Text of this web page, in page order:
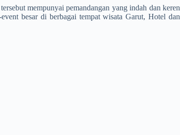
mempunyai pemandangan yang indah dan keren
besar di berbagai tempat wisata Garut, Hotel dan